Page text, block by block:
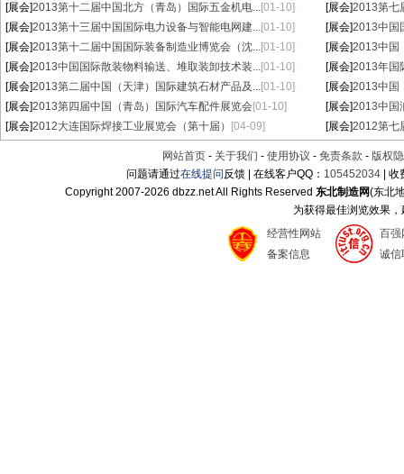
[展会]2013第十二届中国北方（青岛）国际五金机电...[01-10] [展会]2013第七
[展会]2013第十三届中国国际电力设备与智能电网建...[01-10] [展会]2013中国
[展会]2013第十二届中国国际装备制造业博览会（沈...[01-10] [展会]2013中国
[展会]2013中国国际散装物料输送、堆取装卸技术装...[01-10] [展会]2013年国
[展会]2013第二届中国（天津）国际建筑石材产品及...[01-10] [展会]2013中国
[展会]2013第四届中国（青岛）国际汽车配件展览会[01-10] [展会]2013中国
[展会]2012大连国际焊接工业展览会（第十届） [04-09] [展会]2012第七
网站首页 - 关于我们 - 使用协议 - 免责条款 - 版权
问题请通过在线提问反馈 | 在线客户QQ： 105452034 |
Copyright 2007-2026 dbzz.net All Rights Reserved东北制造网(东北
为获得最佳浏览效果
经营性网站
备案信息
百强
诚信